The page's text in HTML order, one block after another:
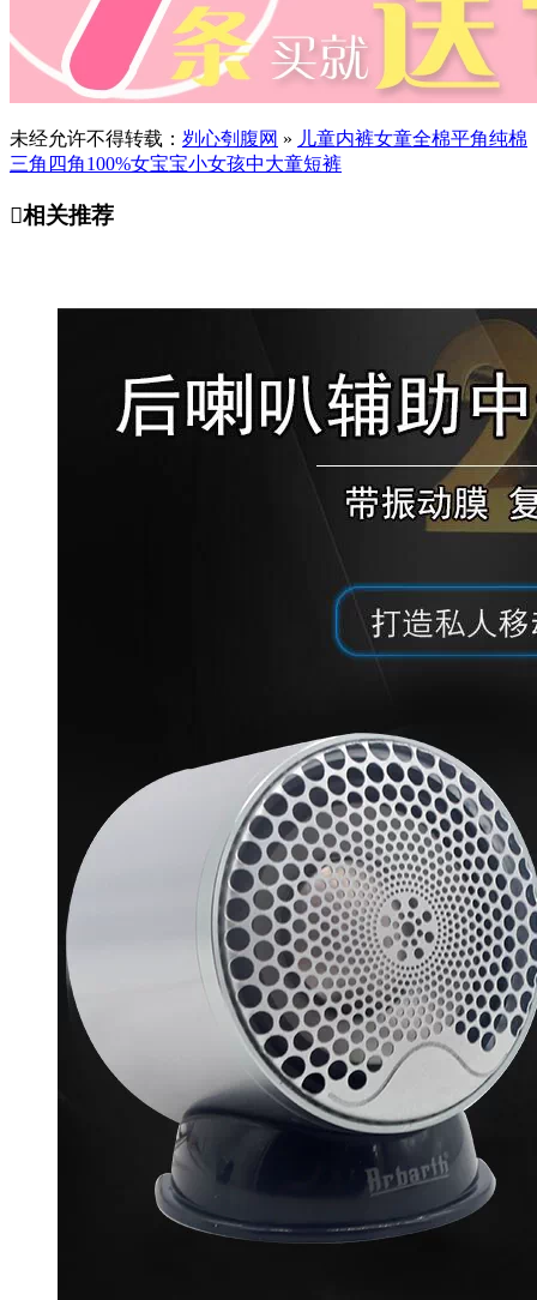
未经允许不得转载： 刿心刳腹网 » 儿童内裤女童全棉平角纯棉
三角四角100%女宝宝小女孩中大童短裤
相关推荐